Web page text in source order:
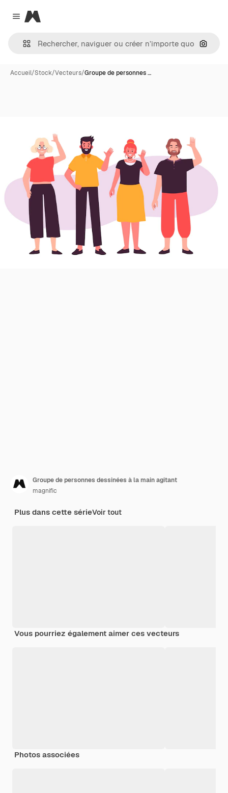
Close menu
Magnific
Accueil/Stock/Vecteurs/Groupe de personnes …
Groupe de personnes dessinées à la main agitant
magnific
Plus dans cette sérieVoir tout
Vous pourriez également aimer ces vecteurs
Photos associées